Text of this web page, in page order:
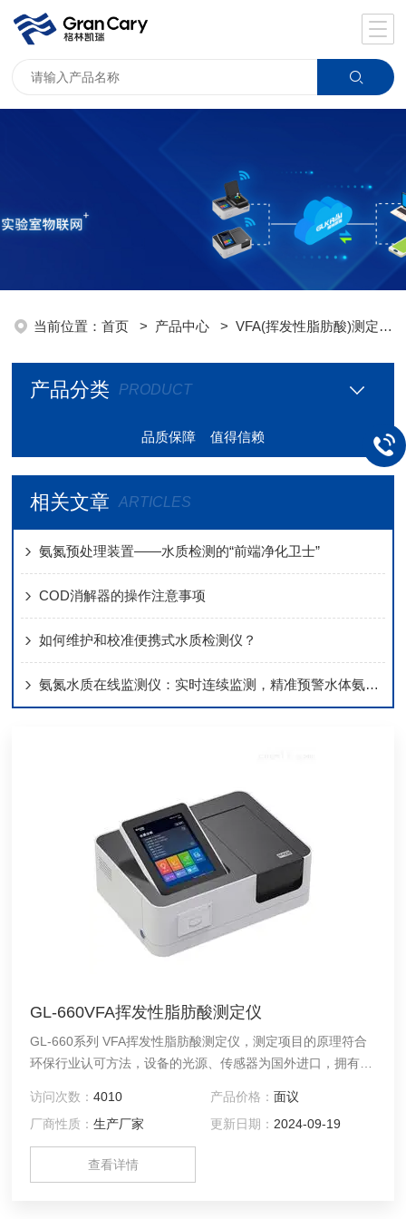
当前位置：首页 > 产品中心 >VFA(挥发性脂肪酸)测定仪
产品分类 PRODUCT
品质保障 值得信赖
相关文章 ARTICLES
氨氮预处理装置——水质检测的“前端净化卫士”
COD消解器的操作注意事项
如何维护和校准便携式水质检测仪？
氨氮水质在线监测仪：实时连续监测，精准预警水体氨氮污染
GL-660VFA挥发性脂肪酸测定仪
GL-660系列 VFA挥发性脂肪酸测定仪，测定项目的原理符合
环保行业认可方法，设备的光源、传感器为国外进口，拥有更
统和一体式双比色池技术，使检测变得更简单，更稳定。检测
结果支持自动打印、具备批量检测、引导 检测模式等功能。8
英寸IPS超大触摸屏，让测量结果直观明了。可检测挥发性脂
肪酸、COD、氨氮、总磷、总氮、重金属等40多种检测 参
访问次数：4010 产品价格： 面议
厂商性质：生产厂家 更新日期： 2024-09-19
查看详情